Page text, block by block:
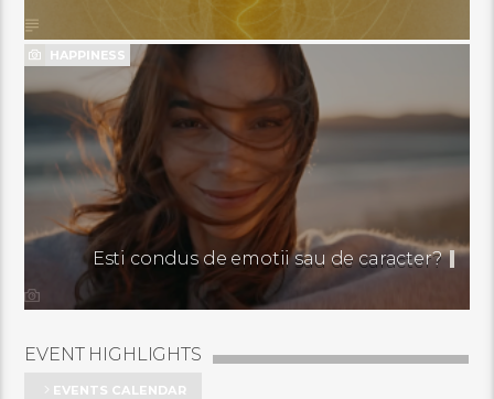
HAPPINESS
Esti condus de emotii sau de caracter?
EVENT HIGHLIGHTS
EVENTS CALENDAR